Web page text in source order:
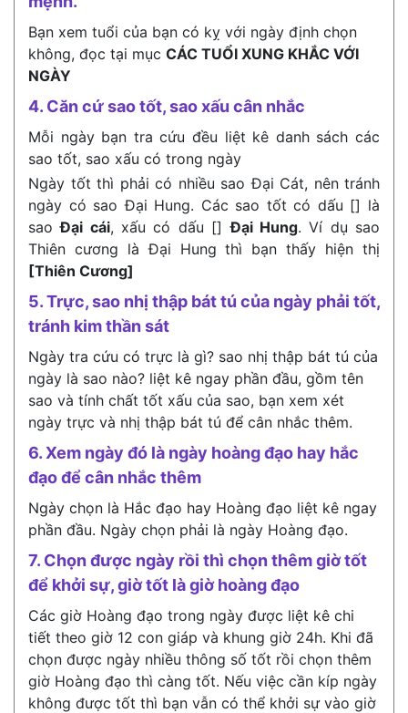
Bạn xem tuổi của bạn có kỵ với ngày định chọn
không, đọc tại mục CÁC TUỔI XUNG KHẮC VỚI
NGÀY
4. Căn cứ sao tốt, sao xấu cân nhắc
Mỗi ngày bạn tra cứu đều liệt kê danh sách các
sao tốt, sao xấu có trong ngày
Ngày tốt thì phải có nhiều sao Đại Cát, nên tránh
ngày có sao Đại Hung. Các sao tốt có dấu [] là
saoĐại cái, xấu có dấu []Đại Hung. Ví dụ sao
Thiên cương là Đại Hung thì bạn thấy hiện thị
[Thiên Cương]
5. Trực, sao nhị thập bát tú của ngày phải tốt,
tránh kim thần sát
Ngày tra cứu có trực là gì? sao nhị thập bát tú của
ngày là sao nào? liệt kê ngay phần đầu, gồm tên
sao và tính chất tốt xấu của sao, bạn xem xét
ngày trực và nhị thập bát tú để cân nhắc thêm.
6. Xem ngày đó là ngày hoàng đạo hay hắc
đạo để cân nhắc thêm
Ngày chọn là Hắc đạo hay Hoàng đạo liệt kê ngay
phần đầu. Ngày chọn phải là ngày Hoàng đạo.
7. Chọn được ngày rồi thì chọn thêm giờ tốt
để khởi sự, giờ tốt là giờ hoàng đạo
Các giờ Hoàng đạo trong ngày được liệt kê chi
tiết theo giờ 12 con giáp và khung giờ 24h. Khi đã
chọn được ngày nhiều thông số tốt rồi chọn thêm
giờ Hoàng đạo thì càng tốt. Nếu việc cần kíp ngày
không được tốt thì bạn vẫn có thể khởi sự vào giờ